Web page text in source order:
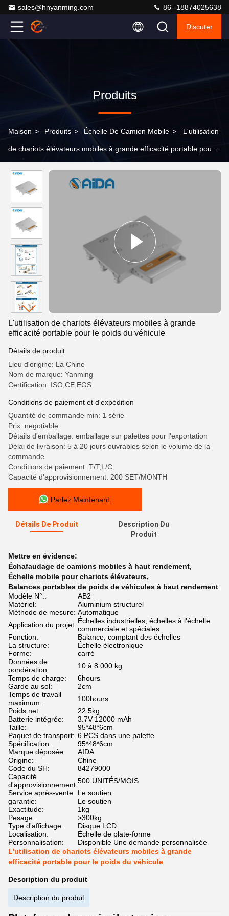
sales@hnyanming.com 86--18874025638
Discuter
Produits
Maison > Produits > Échelle De Camion Mobile > L'utilisation
de chariots élévateurs mobiles à grande efficacité portable pour
L'utilisation de chariots élévateurs mobiles à grande
efficacité portable pour le poids du véhicule
Détails de produit
Lieu d'origine: La Chine
Nom de marque: Yanming
Certification: ISO,CE,EGS
Conditions de paiement et d'expédition
Quantité de commande min: 1 série
Prix: negotiable
Détails d'emballage: emballage sur palettes pour l'exportation
Délai de livraison: 5 à 20 jours ouvrables selon le volume de la
commande
Conditions de paiement: T/T,L/C
Capacité d'approvisionnement: 200 SET/MONTH
Parlez Maintenant.
Détails De Produit
Description Du
Produit
Mettre en évidence:
Échafaudage de camions mobiles à haut rendement,
Échelle mobile pour chariots élévateurs,
Balances portables de poids de véhicules à haut rendement
Modèle N°.:
AB2
Matériel:
Aluminium structurel
Méthode de mesure: Automatique
Application du projet: Échelles industrielles, échelles à l'échelle
commerciale et spéciales
Fonction:
Balance, comptant des échelles
La structure:
Échelle électronique
Forme:
carré
Données de
pondération:
10 à 8 000 kg
Temps de charge:
6hours
Garde au sol:
2cm
Temps de travail
maximum:
100hours
Poids net:
22.5kg
Batterie intégrée:
3.7V 12000 mAh
Taille:
95*48*6cm
Paquet de transport: 6 PCS dans une palette
Spécification:
95*48*6cm
Marque déposée:
AIDA
Origine:
Chine
Code du SH:
84279000
Capacité
d'approvisionnement:500 UNITÉS/MOIS
Service après-vente: Le soutien
garantie:
Le soutien
Exactitude:
1kg
Pesage:
>300kg
Type d'affichage:
Disque LCD
Localisation:
Échelle de plate-forme
Personnalisation:
Disponible Une demande personnalisée
L'utilisation de chariots élévateurs mobiles à grande
efficacité portable pour le poids du véhicule
Description du produit
Description du produit